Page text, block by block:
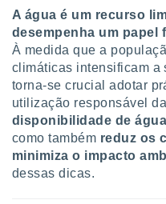
caso,
de que
para
navegação
não
o
ou
A água é um recurso
desempenha um papel
À medida que a
climáticas intensificam a
torna-se crucial adotar
utilização responsável
disponibilidade de
como também reduz os
minimiza o impacto
dessas dicas.